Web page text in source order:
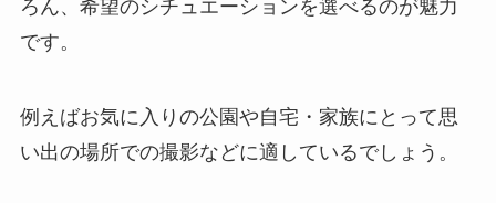
ろん、希望のシチュエーションを選べるのが魅力
です。
例えばお気に入りの公園や自宅・家族にとって思
い出の場所での撮影などに適しているでしょう。